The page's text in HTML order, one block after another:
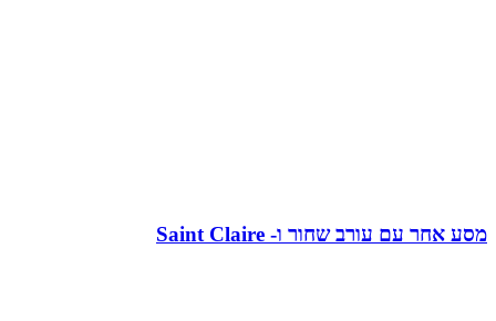
מסע אחר עם עורב שחור ו- Saint Claire